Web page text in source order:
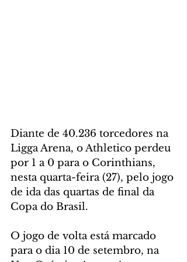
Diante de 40.236 torcedores na
Ligga Arena, o Athletico perdeu
por 1 a 0 para o Corinthians,
nesta quarta-feira (27), pelo jogo
de ida das quartas de final da
Copa do Brasil.
O jogo de volta está marcado
para o dia 10 de setembro, na